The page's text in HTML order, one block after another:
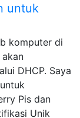
untuk
komputer di
DHCP. Saya
Pis dan
Unik